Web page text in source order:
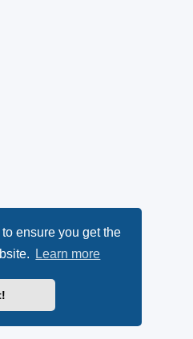
ensure you get the
Learn more